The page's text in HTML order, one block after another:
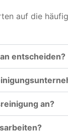
auf die
entscheiden?
an?